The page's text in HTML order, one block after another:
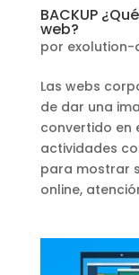
BACKUP
web?
por exolution-
Las webs
de dar una
convertido en
actividades
para mostrar
online,